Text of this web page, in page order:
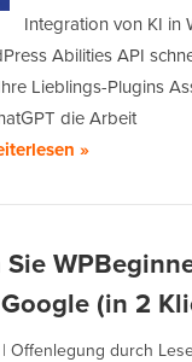
Integration von KI in
Abilities API
Lieblings-Plugins
die Arbeit
»
Sie
(in 2
| Offenlegung durch